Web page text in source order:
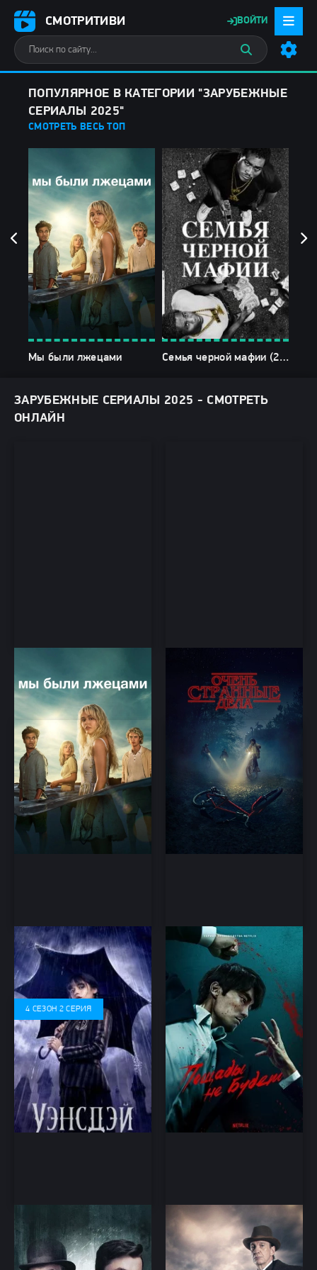
СМОТРИТИВИ ВОЙТИ
ПОПУЛЯРНОЕ В КАТЕГОРИИ "ЗАРУБЕЖНЫЕ
СЕРИАЛЫ 2025"
СМОТРЕТЬ ВЕСЬ ТОП
Мы были лжецами Семья черной мафии (2025)
ЗАРУБЕЖНЫЕ СЕРИАЛЫ 2025 - СМОТРЕТЬ
ОНЛАЙН
Детектив, Драма, Мелодрама,
Триллер
Очень странные дела
Детектив, Драма, Триллер,
Ужасы, Фантастика, Фэнтези
Уэнсдэй
Комедия, Криминал, Фэнтези,
Детектив
Пощады не будет
боевик, криминал
Убийство по Фрейду
Драма, Криминал
4 СЕЗОН 2 СЕРИЯ
Шерлок и дочь
Детектив, Драма, Криминал,
Триллер